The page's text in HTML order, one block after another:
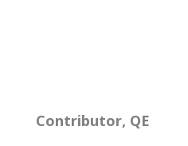
Contributor, QE